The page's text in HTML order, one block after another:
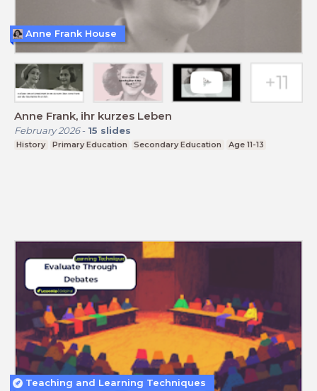
Anne Frank, ihr kurzes Leben
February 2026- 15 slides
History Primary Education Secondary Education Age 11-13
Anne Frank House
Teaching and Learning Techniques